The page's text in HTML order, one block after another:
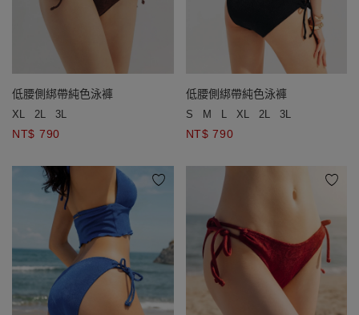
低腰側綁帶純色泳褲
XL 2L 3L
NT$ 790
低腰側綁帶純色泳褲
S M L XL 2L 3L
NT$ 790